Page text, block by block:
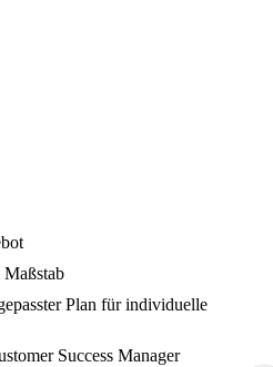
Plan für individuelle
Success Manager